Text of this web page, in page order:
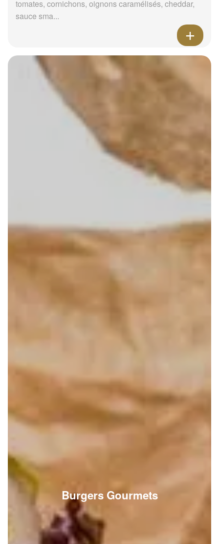
tomates, cornichons, oignons caramélisés, cheddar,
sauce sma...
Burgers Gourmets